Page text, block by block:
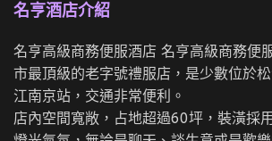
名亨酒店介紹
名亨高級商務便服酒店 名亨高級商務便
市最頂級的老字號禮服店，是少數位於
江南京站，交通非常便利。
店內空間寬敞，占地超過60坪，裝潢採